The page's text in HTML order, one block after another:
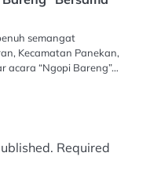
semangat
Kecamatan Panekan,
acara “Ngopi Bareng”…
Required